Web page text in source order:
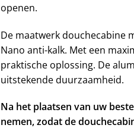
openen.
De maatwerk douchecabine
Nano anti-kalk. Met een
praktische oplossing. De
uitstekende duurzaamheid.
Na het plaatsen van uw
nemen, zodat de